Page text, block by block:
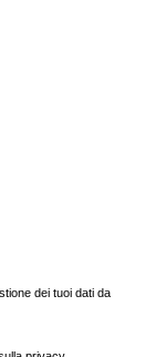
dei tuoi dati da